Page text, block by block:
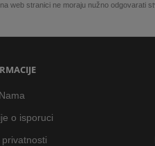
web stranici ne moraju nužno odgovarati
o isporuci